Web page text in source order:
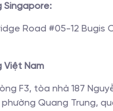
Singapore:
Road #05-12 Bugis
Việt Nam
F3, tòa nhà 187
phường Quang Trung,